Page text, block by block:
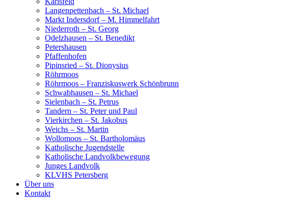
Langenpettenbach – St. Michael
Markt Indersdorf – M. Himmelfahrt
Niederroth – St. Georg
Odelzhausen – St. Benedikt
Petershausen
Pfaffenhofen
Pipinsried – St. Dionysius
Röhrmoos
Röhrmoos – Franziskuswerk Schönbrunn
Schwabhausen – St. Michael
Sielenbach – St. Petrus
Tandern – St. Peter und Paul
Vierkirchen – St. Jakobus
Weichs – St. Martin
Wollomoos – St. Bartholomäus
Katholische Jugendstelle
Katholische Landvolkbewegung
Junges Landvolk
KLVHS Petersberg
Über uns
Kontakt